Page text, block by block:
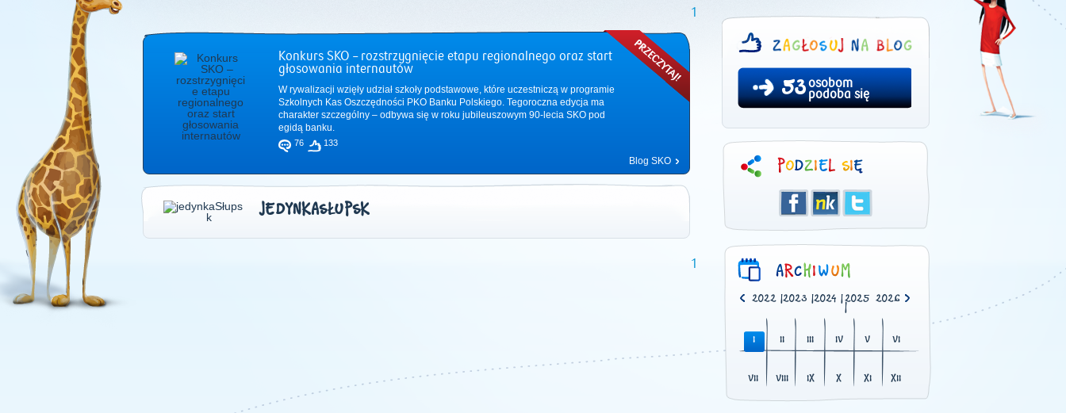
1
Konkurs SKO – rozstrzygnięcie etapu regionalnego oraz start
głosowania internautów
W rywalizacji wzięły udział szkoły podstawowe, które uczestniczą w programie
Szkolnych Kas Oszczędności PKO Banku Polskiego. Tegoroczna edycja ma
charakter szczególny – odbywa się w roku jubileuszowym 90-lecia SKO pod
egidą banku.
76 133
Blog SKO
JEDYNKASŁUPSK
1
53osobom
podoba się
2021| 2022|2023 |2024 |2025
|
2026
I II III IV V VI
VII VIII IX X XI XII